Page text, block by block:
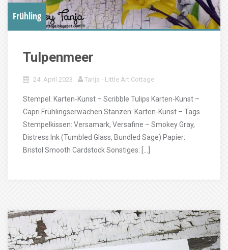
Frühling
Tulpenmeer
24. April 2023 Tanja - Little Art Cottage
Stempel: Karten-Kunst – Scribble Tulips Karten-Kunst –
Capri Frühlingserwachen Stanzen: Karten-Kunst – Tags
Stempelkissen: Versamark, Versafine – Smokey Gray,
Distress Ink (Tumbled Glass, Bundled Sage) Papier:
Bristol Smooth Cardstock Sonstiges: […]